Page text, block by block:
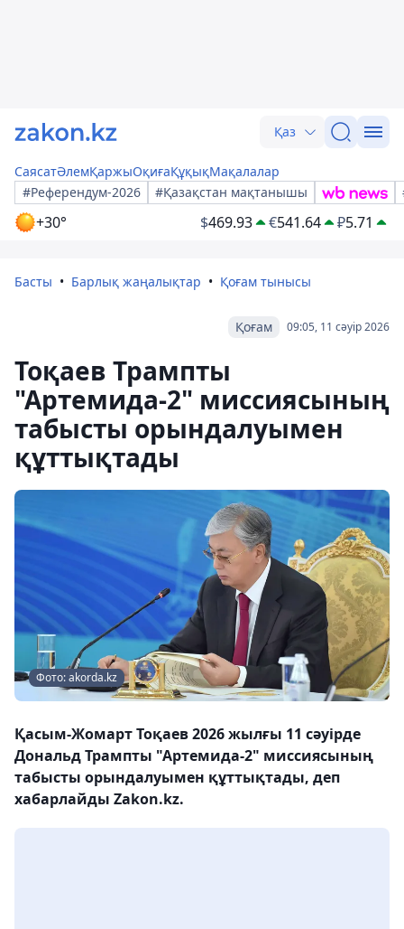
Қаз
СаясатӘлемҚаржыОқиғаҚұқықМақалалар
#Референдум-2026
#Қазақстан мақтанышы
+30° $469.93 €541.64 ₽5.71
Басты Барлық жаңалықтар Қоғам тынысы
09:05, 11 сәуір 2026
Қоғам
Тоқаев Трампты
"Артемида-2" миссиясының
табысты орындалуымен
құттықтады
Фото: akorda.kz
Қасым-Жомарт Тоқаев 2026 жылғы 11 сәуірде
Дональд Трампты "Артемида-2" миссиясының
табысты орындалуымен құттықтады, деп
хабарлайды Zakon.kz.